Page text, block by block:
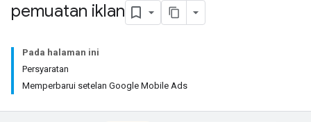
pemuatan iklan
Pada halaman ini
Persyaratan
Memperbarui setelan Google Mobile Ads